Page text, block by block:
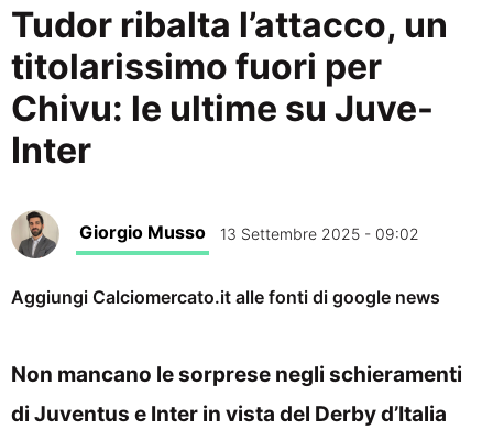
Tudor ribalta l’attacco, un
titolarissimo fuori per
Chivu: le ultime su Juve-
Inter
Giorgio Musso 13 Settembre 2025 - 09:02
Aggiungi Calciomercato.it alle fonti di google news
Non mancano le sorprese negli schieramenti
di Juventus e Inter in vista del Derby d’Italia